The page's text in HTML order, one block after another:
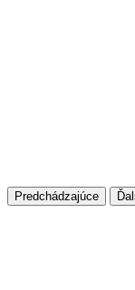
Predchádzajúce